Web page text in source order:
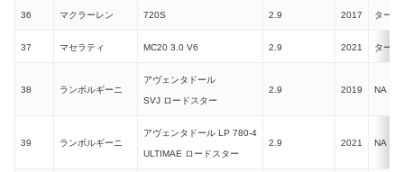
36 マクラーレン 720S 2.9 2017 ターボ
37 マセラティ MC20 3.0 V6 2.9 2021 ターボ
38 ランボルギーニ
アヴェンタドール
SVJ ロードスター
2.9 2019 NA
39 ランボルギーニ
アヴェンタドール LP 780-4
ULTIMAE ロードスター
2.9 2021 NA